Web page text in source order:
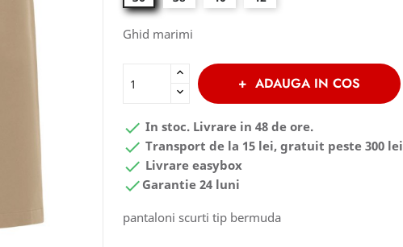
Ghid marimi
ADAUGA IN COS
 In stoc. Livrare in 48 de ore.
 Transport de la 15 lei, gratuit peste 300 lei
 Livrare easybox
 Garantie 24 luni
pantaloni scurti tip bermuda